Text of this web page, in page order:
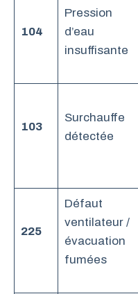
104
Pression
d’eau
insuffisante
103
Surchauffe
détectée
225
Défaut
ventilateur /
évacuation
fumées